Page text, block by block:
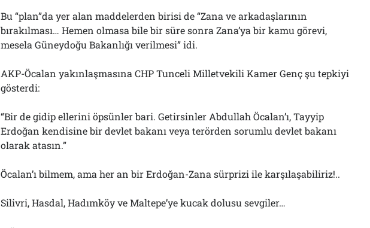
Bu “plan”da yer alan maddelerden birisi de “Zana ve arkadaşlarının
bırakılması… Hemen olmasa bile bir süre sonra Zana’ya bir kamu görevi,
mesela Güneydoğu Bakanlığı verilmesi” idi.
AKP-Öcalan yakınlaşmasına CHP Tunceli Milletvekili Kamer Genç şu tepkiyi
gösterdi:
“Bir de gidip ellerini öpsünler bari. Getirsinler Abdullah Öcalan’ı, Tayyip
Erdoğan kendisine bir devlet bakanı veya terörden sorumlu devlet bakanı
olarak atasın.”
Öcalan’ı bilmem, ama her an bir Erdoğan-Zana sürprizi ile karşılaşabiliriz!..
Silivri, Hasdal, Hadımköy ve Maltepe’ye kucak dolusu sevgiler…